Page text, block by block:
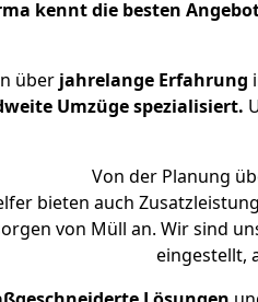
kennt die besten
überjahrelange Erfahrung
Umzüge spezialisiert.
Von der Planung
bieten auch
von Müll an. Wir sind
eingestellt,